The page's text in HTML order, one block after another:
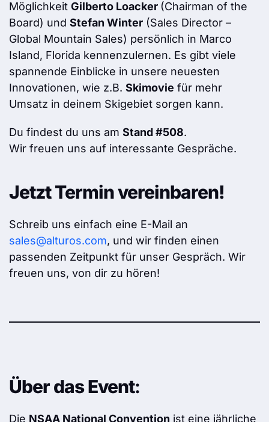
Möglichkeit Gilberto Loacker (Chairman of the
Board) und Stefan Winter (Sales Director –
Global Mountain Sales) persönlich in Marco
Island, Florida kennenzulernen. Es gibt viele
spannende Einblicke in unsere neuesten
Innovationen, wie z.B. Skimovie für mehr
Umsatz in deinem Skigebiet sorgen kann.
Du findest du uns am Stand #508.
Wir freuen uns auf interessante Gespräche.
Jetzt Termin vereinbaren!
Schreib uns einfach eine E-Mail an
sales@alturos.com, und wir finden einen
passenden Zeitpunkt für unser Gespräch. Wir
freuen uns, von dir zu hören!
Über das Event:
Die NSAA National Convention ist eine jährliche